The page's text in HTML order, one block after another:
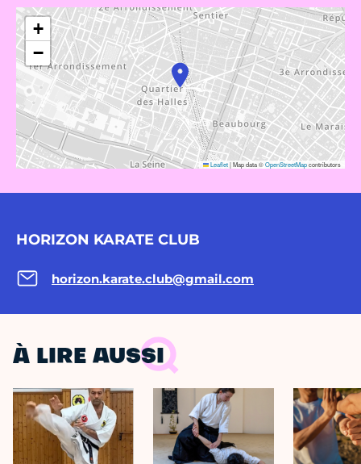
+
−
Leaflet|Map data ©OpenStreetMapcontributors
HORIZON KARATE CLUB
horizon.karate.club@gmail.com
À LIRE AUSSI